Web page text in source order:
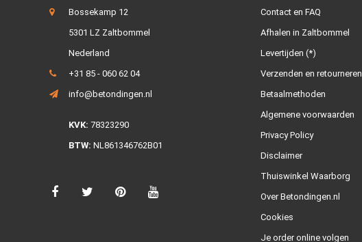
Bossekamp 12
5301 LZ Zaltbommel
Nederland
+31 85 - 060 62 04
info@betondingen.nl
KVK: 78323290
BTW: NL861346762B01
Contact en FAQ
Afhalen in Zaltbommel
Levertijden (*)
Verzenden en retourneren
Betaalmethoden
Algemene voorwaarden
Privacy Policy
Disclaimer
Thuiswinkel Waarborg
Over Betondingen.nl
Cookies
Je order online volgen